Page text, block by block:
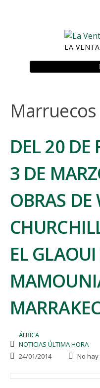
LA
Marruecos
DEL 20 DE
3 DE
OBRAS
EL
ÁFRICA
NOTICIAS ÚLTIMA HORA
24/01/2014
No